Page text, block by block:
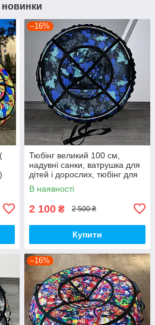
новинки
–16%
Тюбінг великий 100 см,
надувні санки, ватрушка для
дітей і дорослих, тюбінг для
катання на гірці
В наявності
2 100 ₴ 2 500 ₴
Купити
–16%